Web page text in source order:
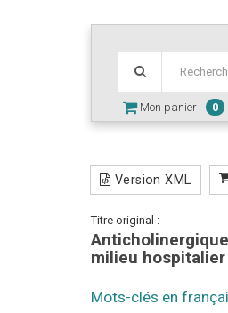
Mon panier 0
Version XML
Titre original :
milieu hospitalier
Mots-clés en